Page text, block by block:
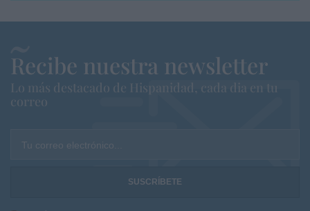
Recibe nuestra newsletter
Lo más destacado de Hispanidad, cada dia en tu
correo
Tu correo electrónico...